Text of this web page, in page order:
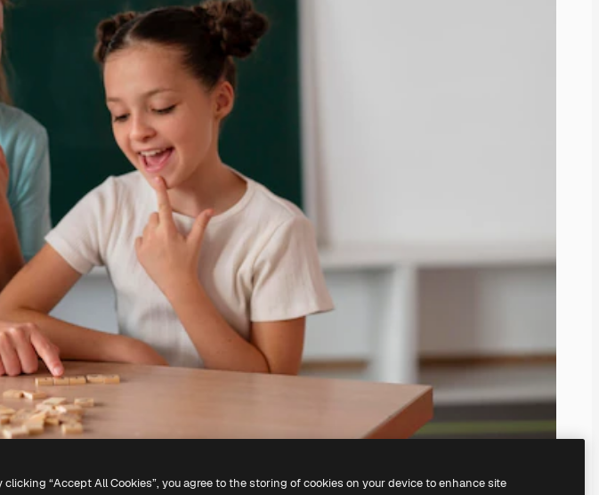
clicking “Accept All Cookies”, you agree to the storing of cookies on your device to enhance site